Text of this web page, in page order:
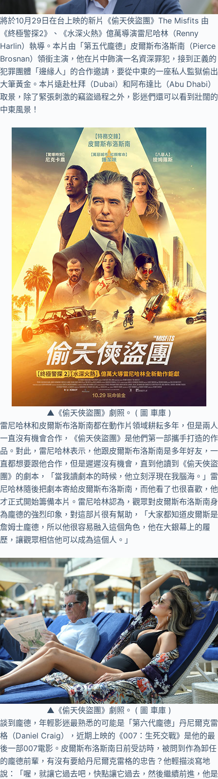
將於10月29日在台上映的新片《偷天俠盜團》The Misfits 由
《終極警探2》、《水深火熱》億萬導演雷尼哈林（Renny
Harlin）執導。本片由「第五代龐德」皮爾斯布洛斯南（Pierce
Brosnan）領銜主演，他在片中飾演一名資深罪犯，接到正義的
犯罪團體「邊緣人」的合作邀請，要從中東的一座私人監獄偷出
大筆黃金。本片遠赴杜拜（Dubai）和阿布達比（Abu Dhabi）
取景，除了緊張刺激的竊盜過程之外，影迷們還可以看到壯闊的
中東風景！
▲《偷天俠盜團》劇照。 ( 圖 車庫 )
雷尼哈林和皮爾斯布洛斯南都在動作片領域耕耘多年，但是兩人
一直沒有機會合作，《偷天俠盜團》是他們第一部攜手打造的作
品。對此，雷尼哈林表示，他跟皮爾斯布洛斯南是多年好友，一
直都想要跟他合作，但是遲遲沒有機會，直到他讀到《偷天俠盜
團》的劇本，「當我讀劇本的時候，他立刻浮現在我腦海。」雷
尼哈林隨後把劇本寄給皮爾斯布洛斯南，而他看了也很喜歡，他
才正式開始籌備本片。雷尼哈林認為，觀眾對皮爾斯布洛斯南身
為龐德的強烈印象，對這部片很有幫助，「大家都知道皮爾斯是
詹姆士龐德，所以他很容易融入這個角色，他在大銀幕上的履
歷，讓觀眾相信他可以成為這個人。」
▲《偷天俠盜團》劇照。 ( 圖 車庫 )
談到龐德，年輕影迷最熟悉的可能是「第六代龐德」丹尼爾克雷
格（Daniel Craig），近期上映的《007：生死交戰》是他的最
後一部007電影。皮爾斯布洛斯南日前受訪時，被問到作為卸任
的龐德前輩，有沒有要給丹尼爾克雷格的忠告？他輕描淡寫地
說：「喔，就讓它過去吧，快點讓它過去，然後繼續前進，他是